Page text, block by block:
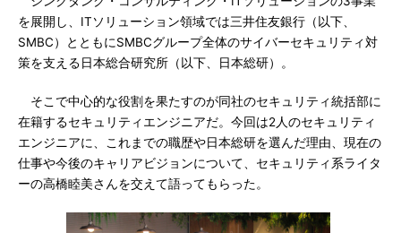
を展開し、ITソリューション領域では三井住友銀行（以下、
SMBC）とともにSMBCグループ全体のサイバーセキュリティ対
策を支える日本総合研究所（以下、日本総研）。
そこで中心的な役割を果たすのが同社のセキュリティ統括部に
在籍するセキュリティエンジニアだ。今回は2人のセキュリティ
エンジニアに、これまでの職歴や日本総研を選んだ理由、現在の
仕事や今後のキャリアビジョンについて、セキュリティ系ライタ
ーの高橋睦美さんを交えて語ってもらった。